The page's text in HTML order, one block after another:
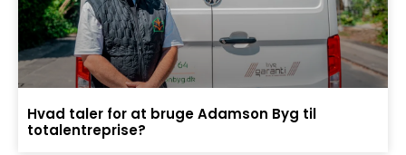
Hvad taler for at bruge Adamson Byg til
totalentreprise?